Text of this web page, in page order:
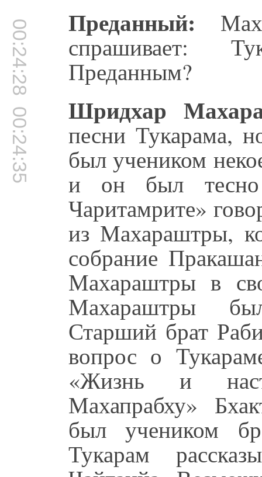
00:24:28 Преданный:
спрашивает:
Преданным?
00:24:35 Шридхар
песни Тукарама,
был учеником
и он был
Чаритамрите»
из Махараштры,
собрание
Махараштры в
Махараштры
Старший брат
вопрос о
«Жизнь и
Махапрабху»
был учеником
Тукарам